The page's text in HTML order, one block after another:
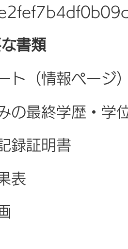
書類
ト（情報ページ
の最終学歴・学
録証明書
表